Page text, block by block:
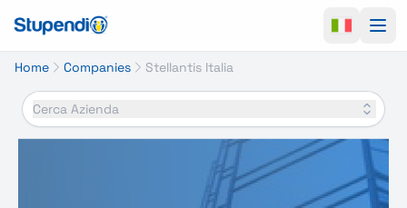
Home Companies Stellantis Italia
Cerca Azienda